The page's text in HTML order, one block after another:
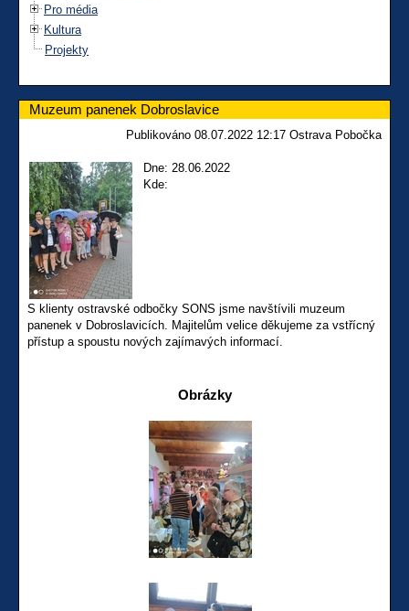
Pro média
Kultura
Projekty
Muzeum panenek Dobroslavice
Publikováno 08.07.2022 12:17 Ostrava Pobočka
Dne: 28.06.2022
Kde:
S klienty ostravské odbočky SONS jsme navštívili muzeum
panenek v Dobroslavicích. Majitelům velice děkujeme za vstřícný
přístup a spoustu nových zajímavých informací.
Obrázky